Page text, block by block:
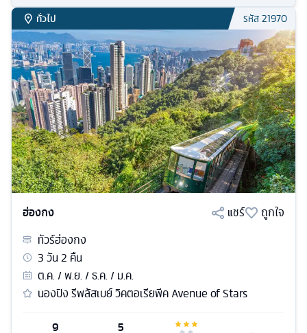
ทั่วไป รหัส21970
ฮ่องกง แชร์
ถูกใจ
ทัวร์ฮ่องกง
3วัน2 คืน
ต.ค. / พ.ย. / ธ.ค. / ม.ค.
นองปิง รีพลัสเบย์ วิคตอเรียพีค Avenue of Stars
9
5